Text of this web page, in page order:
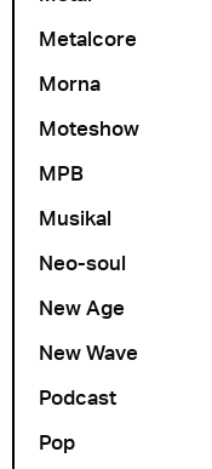
Metalcore
Morna
Moteshow
MPB
Musikal
Neo-soul
New Age
New Wave
Podcast
Pop
12. desember